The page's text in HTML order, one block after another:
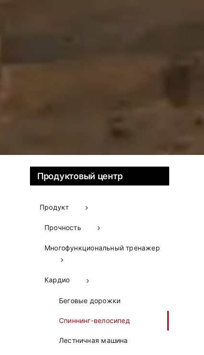
Продуктовый центр
Продукт
Прочность
Многофункциональный тренажер
Кардио
Беговые дорожки
Спиннинг-велосипед
Лестничная машина